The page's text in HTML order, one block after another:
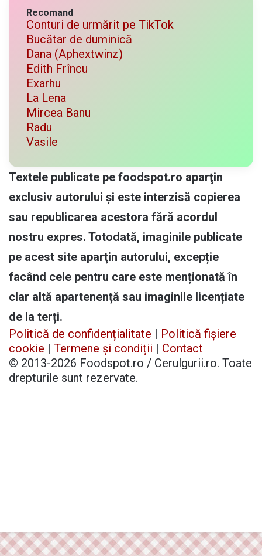
Recomand
Conturi de urmărit pe TikTok
Bucătar de duminică
Dana (Aphextwinz)
Edith Frîncu
Exarhu
La Lena
Mircea Banu
Radu
Vasile
Textele publicate pe foodspot.ro aparţin
exclusiv autorului și este interzisă copierea
sau republicarea acestora fără acordul
nostru expres. Totodată, imaginile publicate
pe acest site aparţin autorului, excepție
facând cele pentru care este menționată în
clar altă apartenență sau imaginile licențiate
de la terți.
Politică de confidențialitate | Politică fișiere
cookie | Termene și condiții | Contact
© 2013-2026 Foodspot.ro / Cerulgurii.ro. Toate
drepturile sunt rezervate.
a
to